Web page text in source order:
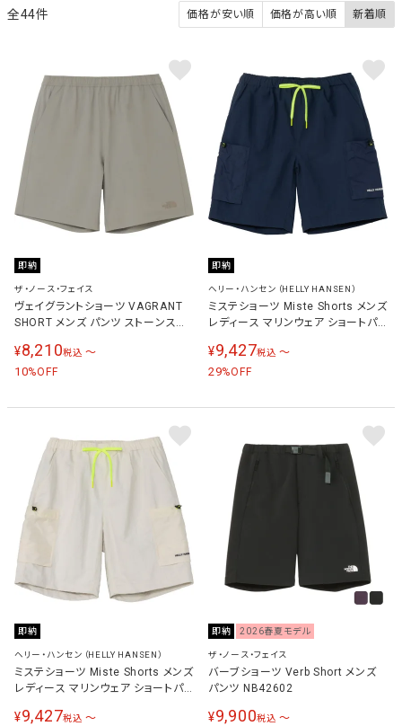
価格が安い順 価格が高い順 新着順
44
即納
ザ・ノース・フェイス
ヴェイグラントショーツ VAGRANT
SHORT メンズ パンツ ストーンスラ
¥8,210税込 〜
10%OFF
即納
ヘリー・ハンセン（HELLY HANSEN）
ミステショーツ Miste Shorts メンズ
レディース マリンウェア ショートパ
HOE22623 ON
¥9,427税込 〜
29%OFF
即納
ヘリー・ハンセン（HELLY HANSEN）
ミステショーツ Miste Shorts メンズ
レディース マリンウェア ショートパ
¥9,427税込 〜
即納 2026春夏モデル
ザ・ノース・フェイス
バーブショーツ Verb Short メンズ
パンツ NB42602
¥9,900税込 〜